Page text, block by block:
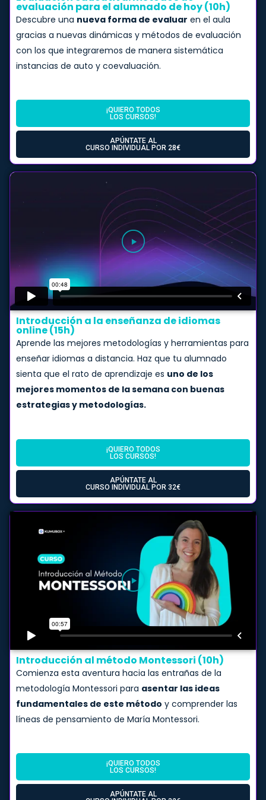
evaluación para el alumnado de hoy (10h)
Descubre una nueva forma de evaluar en el aula
gracias a nuevas dinámicas y métodos de evaluación
con los que integraremos de manera sistemática
instancias de auto y coevaluación.
¡QUIERO TODOS
LOS CURSOS!
APÚNTATE AL
CURSO INDIVIDUAL POR 28€
Introducción a la enseñanza de idiomas
online (15h)
Aprende las mejores metodologías y herramientas para
enseñar idiomas a distancia. Haz que tu alumnado
sienta que el rato de aprendizaje es uno de los
mejores momentos de la semana con buenas
estrategias y metodologías.
¡QUIERO TODOS
LOS CURSOS!
APÚNTATE AL
CURSO INDIVIDUAL POR 32€
Introducción al método Montessori (10h)
Comienza esta aventura hacia las entrañas de la
metodología Montessori para asentar las ideas
fundamentales de este método y comprender las
líneas de pensamiento de María Montessori.
¡QUIERO TODOS
LOS CURSOS!
APÚNTATE AL